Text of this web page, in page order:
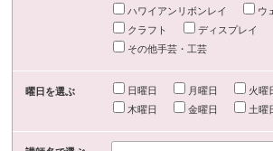
ハワイアンリボンレイ
ウ
クラフト
ディスプレイ
その他手芸・工芸
曜日を選ぶ 日曜日 月曜日 火曜
木曜日
金曜日 土曜